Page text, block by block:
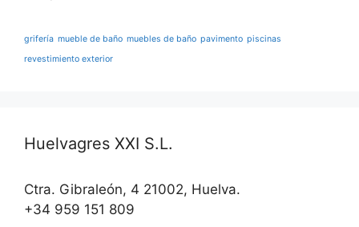
grifería mueble de baño muebles de baño pavimento piscinas
revestimiento exterior
Huelvagres XXI S.L.
Ctra. Gibraleón, 4 21002, Huelva.
+34 959 151 809